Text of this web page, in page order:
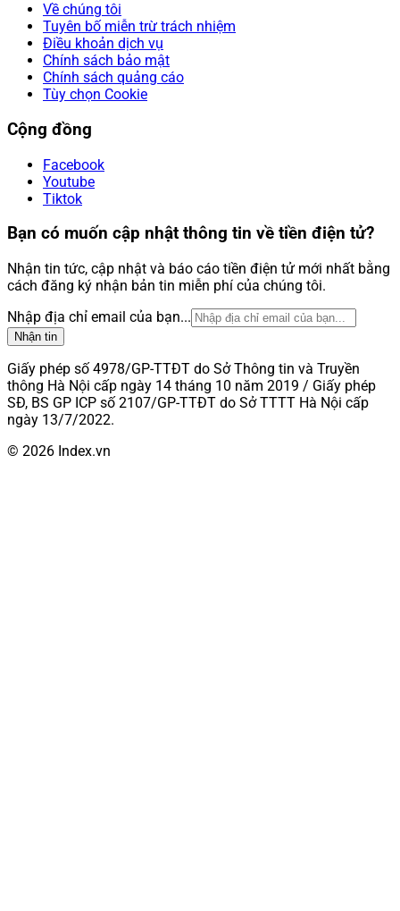
Về chúng tôi
Tuyên bố miễn trừ trách nhiệm
Điều khoản dịch vụ
Chính sách bảo mật
Chính sách quảng cáo
Tùy chọn Cookie
Cộng đồng
Facebook
Youtube
Tiktok
Bạn có muốn cập nhật thông tin về tiền điện tử?
Nhận tin tức, cập nhật và báo cáo tiền điện tử mới nhất bằng
cách đăng ký nhận bản tin miễn phí của chúng tôi.
Nhập địa chỉ email của bạn...
Nhận tin
Giấy phép số 4978/GP-TTĐT do Sở Thông tin và Truyền
thông Hà Nội cấp ngày 14 tháng 10 năm 2019 / Giấy phép
SĐ, BS GP ICP số 2107/GP-TTĐT do Sở TTTT Hà Nội cấp
ngày 13/7/2022.
© 2026 Index.vn